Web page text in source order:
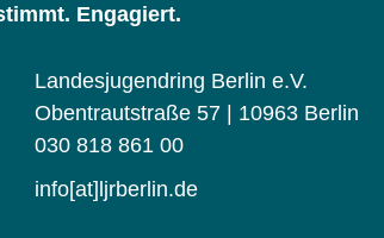
Engagiert.
Landesjugendring Berlin e.V.
Obentrautstraße 57 | 10963 Berlin
030 818 861 00
info[at]ljrberlin.de